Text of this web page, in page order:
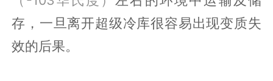
存，一旦离开超级冷库很容易出现变质失
效的后果。